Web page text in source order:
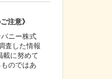
注意》
ニー株式
査した情報
載に努めて
のではあ